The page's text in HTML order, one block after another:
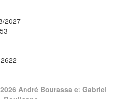
2027
André Bourassa et Gabriel